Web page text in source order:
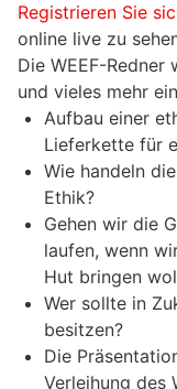
Registrieren Sie
online live zu
Die WEEF-
und vieles mehr
Aufbau einer
Lieferkette für
Wie handeln
Ethik?
Gehen wir die
laufen, wenn
Hut bringen
Wer sollte in
besitzen?
Die
Verleihung des